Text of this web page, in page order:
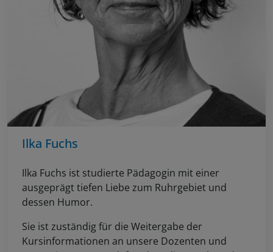
Ilka Fuchs
Ilka Fuchs ist studierte Pädagogin mit einer
ausgeprägt tiefen Liebe zum Ruhrgebiet und
dessen Humor.
Sie ist zuständig für die Weitergabe der
Kursinformationen an unsere Dozenten und